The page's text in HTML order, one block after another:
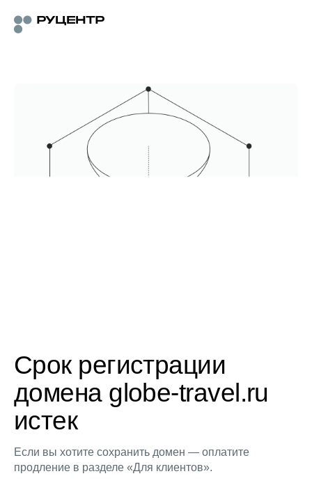
Срок регистрации
домена globe-travel.ru
истек
Если вы хотите сохранить домен — оплатите
продление в разделе «Для клиентов».